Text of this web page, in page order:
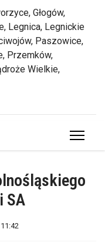
Głogów,
Legnica, Legnickie
Paszowice,
Przemków,
Wielkie,
SA